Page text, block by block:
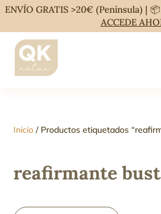
ENVÍO GRATIS >20€ (Península) |
ACCEDE
Inicio / Productos etiquetados
reafirmante